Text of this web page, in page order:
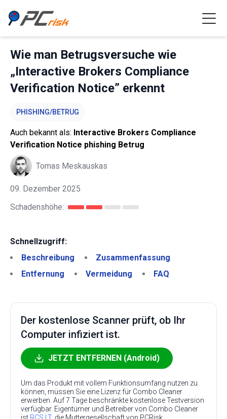
Wie man Betrugsversuche wie
„Interactive Brokers Compliance
Verification Notice” erkennt
PHISHING/BETRUG
Auch bekannt als: Interactive Brokers Compliance
Verification Notice phishing Betrug
Tomas Meskauskas
09. Dezember 2025
Schadenshöhe:
Schnellzugriff:
Beschreibung
Zusammenfassung
Entfernung
Vermeidung FAQ
Der kostenlose Scanner prüft, ob Ihr
Computer infiziert ist.
JETZT ENTFERNEN (Android)
Um das Produkt mit vollem Funktionsumfang nutzen zu
können, müssen Sie eine Lizenz für Combo Cleaner
erwerben. Auf 7 Tage beschränkte kostenlose Testversion
verfügbar. Eigentümer und Betreiber von Combo Cleaner